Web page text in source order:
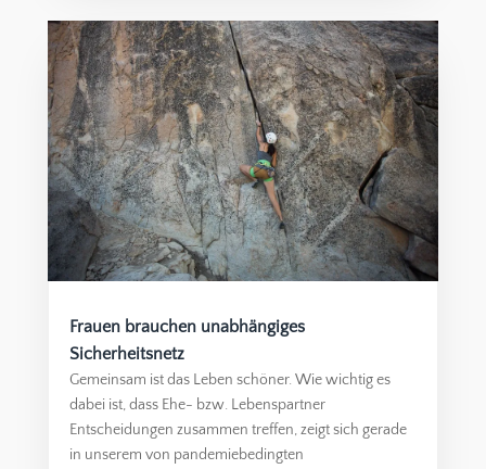
Frauen brauchen unabhängiges
Sicherheitsnetz
Gemeinsam ist das Leben schöner. Wie wichtig es
dabei ist, dass Ehe- bzw. Lebenspartner
Entscheidungen zusammen treffen, zeigt sich gerade
in unserem von pandemiebedingten